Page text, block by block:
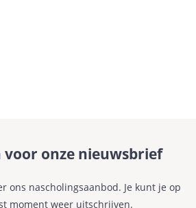
voor onze nieuwsbrief
ons nascholingsaanbod. Je kunt je op
moment weer uitschrijven.